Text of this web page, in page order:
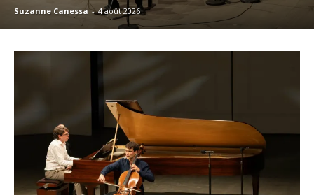
Suzanne Canessa - 4 août 2026